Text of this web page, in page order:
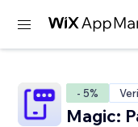
- 5%
Magic: